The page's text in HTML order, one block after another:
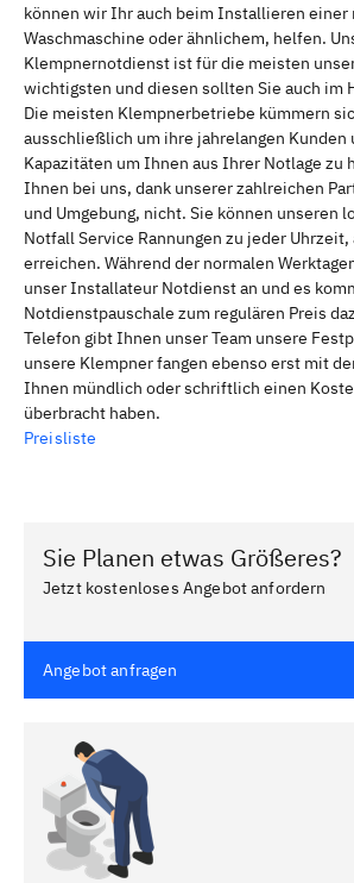
können wir Ihr auch beim Installieren einer
Waschmaschine oder ähnlichem, helfen.
Klempnernotdienst ist für die meisten
wichtigsten und diesen sollten Sie auch im
Die meisten Klempnerbetriebe kümmern
ausschließlich um ihre jahrelangen Kunden
Kapazitäten um Ihnen aus Ihrer Notlage zu
Ihnen bei uns, dank unserer zahlreichen
und Umgebung, nicht. Sie können unseren
Notfall Service Rannungen zu jeder Uhrzeit,
erreichen. Während der normalen
unser Installateur Notdienst an und es
Notdienstpauschale zum regulären Preis
Telefon gibt Ihnen unser Team unsere
unsere Klempner fangen ebenso erst mit
Ihnen mündlich oder schriftlich einen
überbracht haben.
Preisliste
Sie Planen etwas Größeres?
Jetzt kostenloses Angebot anfordern
Angebot anfragen